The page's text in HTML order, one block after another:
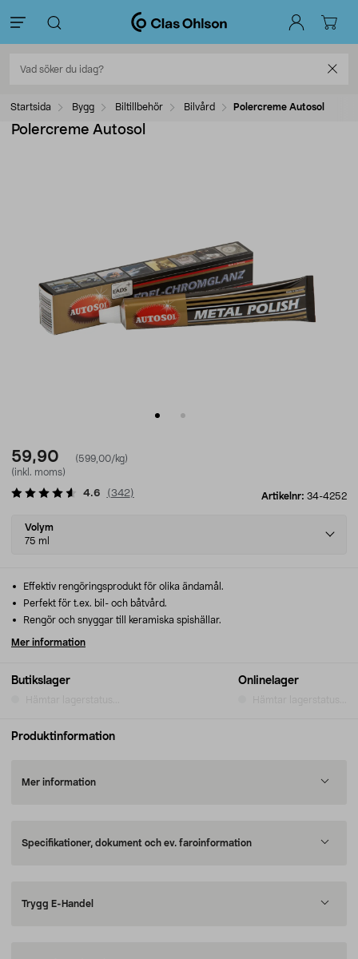
Startsida Bygg Biltillbehör Bilvård Polercreme Autosol
Polercreme Autosol
59,90
(599,00/kg)
(inkl. moms)
Artikelnr: 34-4252
4.6 (342)
Select
variant
Volym
75 ml
Butikslager Onlinelager
Effektiv rengöringsprodukt för olika ändamål.
Perfekt för t.ex. bil- och båtvård.
Rengör och snyggar till keramiska spishällar.
Mer information
Produktinformation
Mer information
Specifikationer, dokument och ev. faroinformation
Trygg E-Handel